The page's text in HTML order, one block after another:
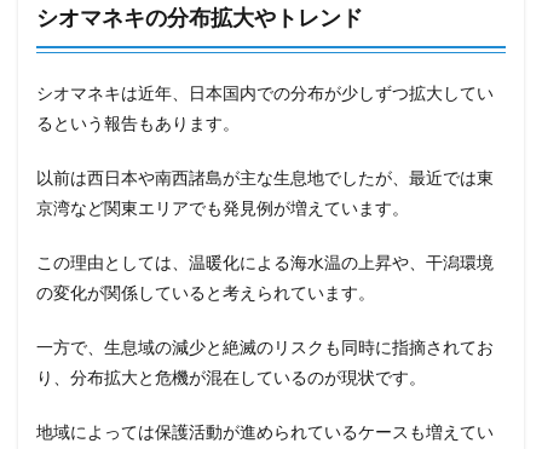
シオマネキの分布拡大やトレンド
シオマネキは近年、日本国内での分布が少しずつ拡大してい
るという報告もあります。
以前は西日本や南西諸島が主な生息地でしたが、最近では東
京湾など関東エリアでも発見例が増えています。
この理由としては、温暖化による海水温の上昇や、干潟環境
の変化が関係していると考えられています。
一方で、生息域の減少と絶滅のリスクも同時に指摘されてお
り、分布拡大と危機が混在しているのが現状です。
地域によっては保護活動が進められているケースも増えてい